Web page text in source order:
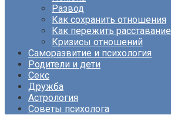
Развод
Как сохранить отношения
Как пережить расставание
Кризисы отношений
Саморазвитие и психология
Родители и дети
Секс
Дружба
Астрология
Советы психолога